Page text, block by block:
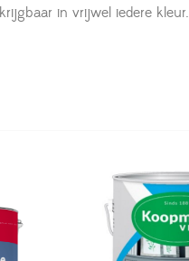
in vrijwel iedere kleur.